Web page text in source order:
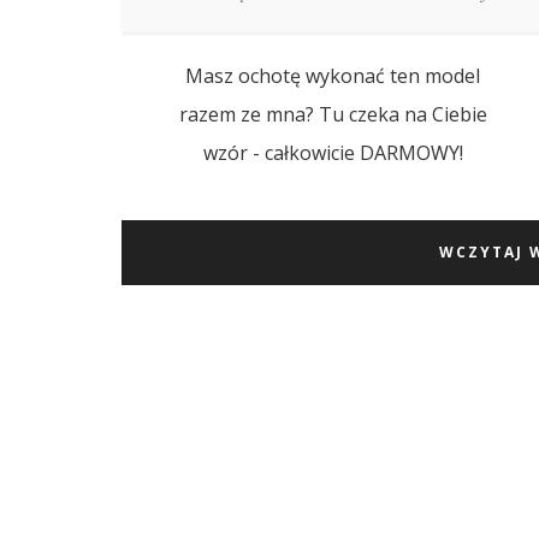
Masz ochotę wykonać ten model
razem ze mna? Tu czeka na Ciebie
wzór - całkowicie DARMOWY!
WCZYTAJ